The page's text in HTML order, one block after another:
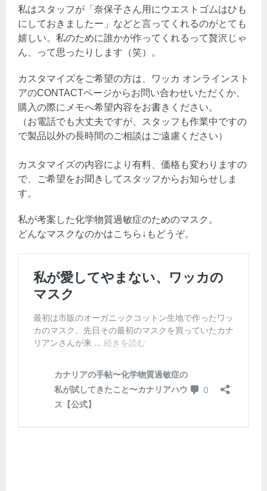
私はスタッフが「奈保子さん用にウエストゴムはひも
にしておきましたー」などと言ってくれるのがとても
嬉しい。私のために誰かが作ってくれるって贅沢じゃ
ん、って思ったりします（笑）。
カスタマイズをご希望の方は、ワッカ オンラインスト
アのCONTACTページからお問い合わせいただくか、
購入の際にメモへ希望内容をお書きください。
（お電話でも大丈夫ですが、スタッフも作業中ですの
で製品以外の長時間のご相談はご遠慮ください）
カスタマイズの内容により有料、価格も変わりますの
で、ご希望をお聞きしてスタッフからお知らせしま
す。
私が考案した化学物質過敏症のためのマスク。
どんなマスクなのかはこちら↓もどうぞ。